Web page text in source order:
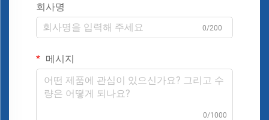
회사명
0/200
메시지
0/1000